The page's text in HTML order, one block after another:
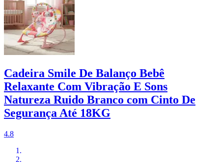
Cadeira Smile De Balanço Bebê
Relaxante Com Vibração E Sons
Natureza Ruido Branco com Cinto De
Segurança Até 18KG
4.8